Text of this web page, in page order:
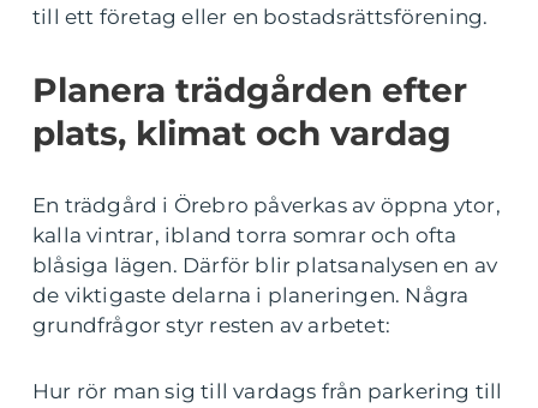
till ett företag eller en bostadsrättsförening.
Planera trädgården efter
plats, klimat och vardag
En trädgård i Örebro påverkas av öppna ytor,
kalla vintrar, ibland torra somrar och ofta
blåsiga lägen. Därför blir platsanalysen en av
de viktigaste delarna i planeringen. Några
grundfrågor styr resten av arbetet:
Hur rör man sig till vardags från parkering till